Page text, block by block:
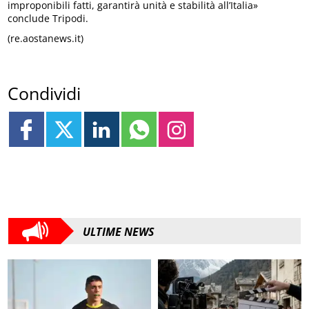
improponibili fatti, garantirà unità e stabilità all’Italia»
conclude Tripodi.
(re.aostanews.it)
Condividi
ULTIME NEWS